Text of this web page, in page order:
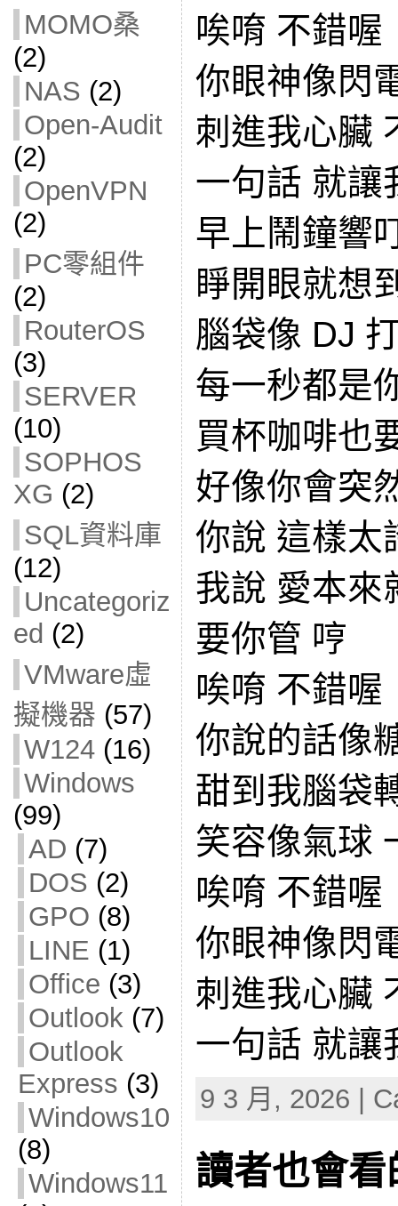
MOMO桑
(2)
NAS (2)
Open-Audit
(2)
OpenVPN
(2)
PC零組件
(2)
RouterOS
(3)
SERVER
(10)
SOPHOS
XG (2)
SQL資料庫
(12)
Uncategoriz
ed (2)
VMware虛
擬機器 (57)
W124(16)
Windows
(99)
AD (7)
DOS (2)
GPO (8)
LINE (1)
Office (3)
Outlook(7)
Outlook
Express (3)
Windows10
(8)
Windows11
唉唷 不錯喔
你眼神像閃
刺進我心臟
一句話 就讓
早上鬧鐘響
睜開眼就想
腦袋像 DJ
每一秒都是
買杯咖啡也
好像你會突
你說 這樣太
我說 愛本來
要你管 哼
唉唷 不錯喔
你說的話像
甜到我腦袋
笑容像氣球
唉唷 不錯喔
你眼神像閃
刺進我心臟
一句話 就讓
9 3 月, 2026 |
讀者也會